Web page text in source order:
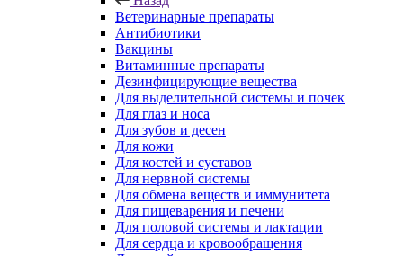
Ветеринарные препараты
Антибиотики
Вакцины
Витаминные препараты
Дезинфицирующие вещества
Для выделительной системы и почек
Для глаз и носа
Для зубов и десен
Для кожи
Для костей и суставов
Для нервной системы
Для обмена веществ и иммунитета
Для пищеварения и печени
Для половой системы и лактации
Для сердца и кровообращения